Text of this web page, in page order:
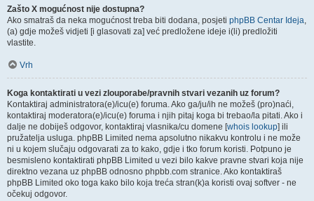
Zašto X mogućnost nije dostupna?
Ako smatraš da neka mogućnost treba biti dodana, posjeti phpBB Centar Ideja,
(a) gdje možeš vidjeti [i glasovati za] već predložene ideje i(li) predložiti
vlastite.
Vrh
Koga kontaktirati u vezi zlouporabe/pravnih stvari vezanih uz forum?
Kontaktiraj administratora(e)/icu(e) foruma. Ako ga/ju/ih ne možeš (pro)naći,
kontaktiraj moderatora(e)/icu(e) foruma i njih pitaj koga bi trebao/la pitati. Ako i
dalje ne dobiješ odgovor, kontaktiraj vlasnika/cu domene [whois lookup] ili
pružatelja usluga. phpBB Limited nema apsolutno nikakvu kontrolu i ne može
ni u kojem slučaju odgovarati za to kako, gdje i tko forum koristi. Potpuno je
besmisleno kontaktirati phpBB Limited u vezi bilo kakve pravne stvari koja nije
direktno vezana uz phpBB odnosno phpbb.com stranice. Ako kontaktiraš
phpBB Limited oko toga kako bilo koja treća stran(k)a koristi ovaj softver - ne
očekuj odgovor.